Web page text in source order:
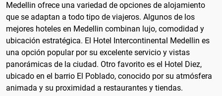
Medellin ofrece una variedad de opciones de alojamiento
que se adaptan a todo tipo de viajeros. Algunos de los
mejores hoteles en Medellin combinan lujo, comodidad y
ubicación estratégica. El Hotel Intercontinental Medellin es
una opción popular por su excelente servicio y vistas
panorámicas de la ciudad. Otro favorito es el Hotel Diez,
ubicado en el barrio El Poblado, conocido por su atmósfera
animada y su proximidad a restaurantes y tiendas.